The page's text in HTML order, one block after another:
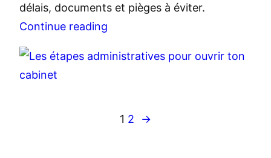
délais, documents et pièges à éviter.
Continue reading
1 2 →